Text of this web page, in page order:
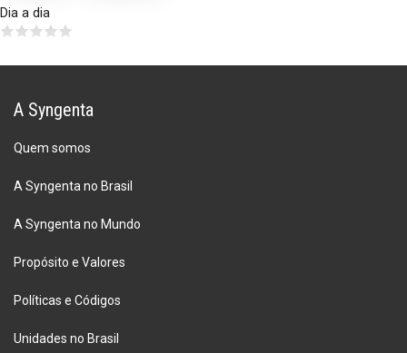
Dia a dia
A Syngenta
Quem somos
A Syngenta no Brasil
A Syngenta no Mundo
Propósito e Valores
Políticas e Códigos
Unidades no Brasil